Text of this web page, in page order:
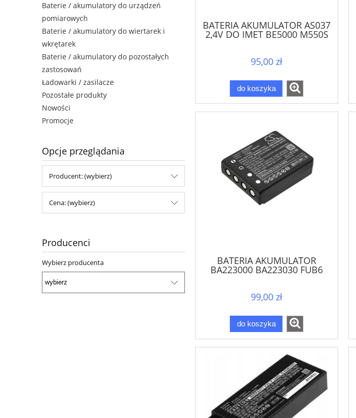
Baterie / akumulatory do urządzeń
pomiarowych
Baterie / akumulatory do wiertarek i
wkrętarek
Baterie / akumulatory do pozostałych
zastosowań
Ładowarki / zasilacze
Pozostałe produkty
Nowości
Promocje
Opcje przeglądania
Producent: (wybierz)
Cena: (wybierz)
Producenci
Wybierz producenta
BATERIA AKUMULATOR AS037
2,4V DO IMET BE5000 M550S
95,00 zł
do koszyka
BATERIA AKUMULATOR
BA223000 BA223030 FUB6
99,00 zł
do koszyka